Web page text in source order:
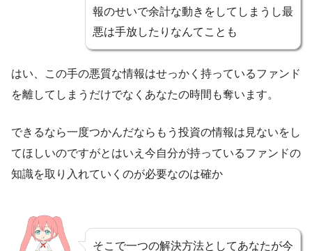
報のせいで余計な動きをしてしまうし最
悪は手放したりなんてことも
はい、この手の悪質な情報はせっかく持っているファンド
を離してしまうだけでなくあなたの時間も奪います。
できるなら一度つかんだならもう投資の情報は見ないをし
てほしいのですがとはいえ今自分が持っているファンドの
知識を取り入れていくのが必要なのは確か
そこで一つの解決方法としてあなたが今